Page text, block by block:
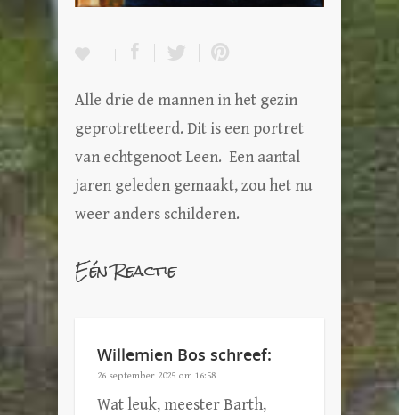
Alle drie de mannen in het gezin
geprotretteerd. Dit is een portret
van echtgenoot Leen. Een aantal
jaren geleden gemaakt, zou het nu
weer anders schilderen.
Eén Reactie
Willemien Bos schreef:
26 september 2025 om 16:58
Wat leuk, meester Barth,